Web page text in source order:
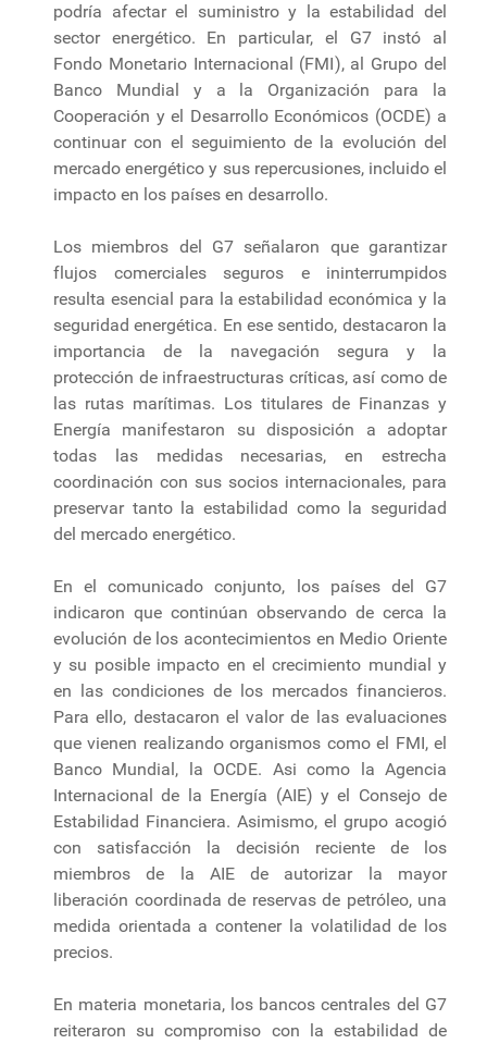
podría afectar el suministro y la estabilidad del
sector energético. En particular, el G7 instó al
Fondo Monetario Internacional (FMI), al Grupo del
Banco Mundial y a la Organización para la
Cooperación y el Desarrollo Económicos (OCDE) a
continuar con el seguimiento de la evolución del
mercado energético y sus repercusiones, incluido el
impacto en los países en desarrollo.
Los miembros del G7 señalaron que garantizar
flujos comerciales seguros e ininterrumpidos
resulta esencial para la estabilidad económica y la
seguridad energética. En ese sentido, destacaron la
importancia de la navegación segura y la
protección de infraestructuras críticas, así como de
las rutas marítimas. Los titulares de Finanzas y
Energía manifestaron su disposición a adoptar
todas las medidas necesarias, en estrecha
coordinación con sus socios internacionales, para
preservar tanto la estabilidad como la seguridad
del mercado energético.
En el comunicado conjunto, los países del G7
indicaron que continúan observando de cerca la
evolución de los acontecimientos en Medio Oriente
y su posible impacto en el crecimiento mundial y
en las condiciones de los mercados financieros.
Para ello, destacaron el valor de las evaluaciones
que vienen realizando organismos como el FMI, el
Banco Mundial, la OCDE. Asi como la Agencia
Internacional de la Energía (AIE) y el Consejo de
Estabilidad Financiera. Asimismo, el grupo acogió
con satisfacción la decisión reciente de los
miembros de la AIE de autorizar la mayor
liberación coordinada de reservas de petróleo, una
medida orientada a contener la volatilidad de los
precios.
En materia monetaria, los bancos centrales del G7
reiteraron su compromiso con la estabilidad de